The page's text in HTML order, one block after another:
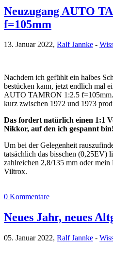
Neuzugang AUTO
f=105mm
13. Januar 2022, Ralf Jannke -
Nachdem ich gefühlt ein halbes
bestücken kann, jetzt endlich mal
AUTO TAMRON 1:2.5 f=105mm.
kurz zwischen 1972 und 1973
Das fordert natürlich einen 1:1
Nikkor, auf den ich gespannt bin!
Um bei der Gelegenheit
tatsächlich das bisschen (0,25EV)
zahlreichen 2,8/135 mm oder
Viltrox.
0 Kommentare
Neues Jahr, neues
05. Januar 2022, Ralf Jannke -